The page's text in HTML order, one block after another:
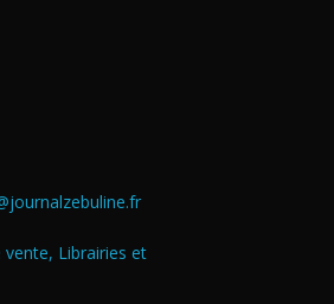
vente, Librairies et